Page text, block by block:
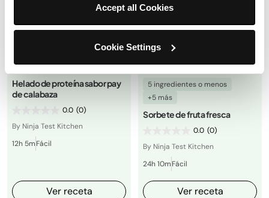
Accept all Cookies
Cookie Settings
Helado de proteína sabor pay
de calabaza
0.0 (0)
By Ninja Test Kitchen
12h 5mFácil
Ver receta
5 ingredientes o menos
+5 más
Sorbete de fruta fresca
0.0 (0)
By Ninja Test Kitchen
24h 10mFácil
Ver receta